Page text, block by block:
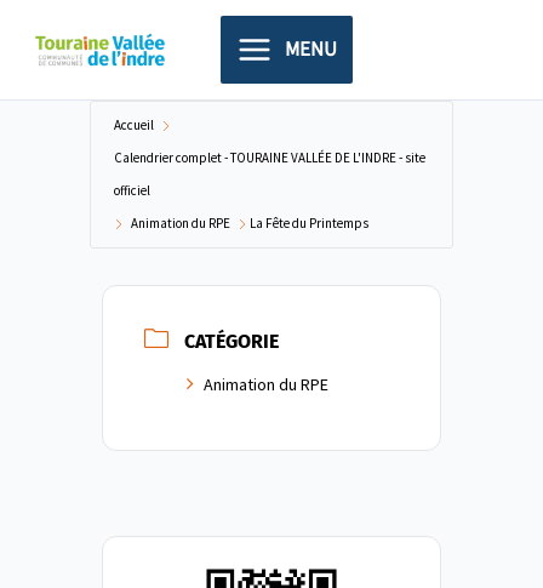
principal
MENU
Accueil
Calendrier complet - TOURAINE VALLÉE DE L'INDRE - site
officiel
Animation du RPE
La Fête du Printemps
CATÉGORIE
Animation du RPE